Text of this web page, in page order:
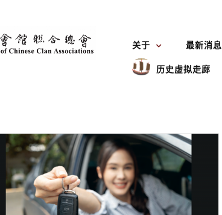
关于
最新消息
历史虚拟走廊